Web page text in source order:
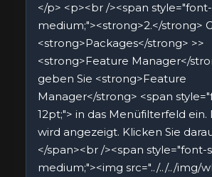
</p> <p><br /><span style="font-
medium;"><strong>2.</strong>
<strong>Packages</strong> >>
<strong>Feature Manager</
geben Sie <strong>Feature
Manager</strong> <span
12pt;"> in das Menüfilterfeld ein.
wird angezeigt. Klicken Sie
</span><br /><span style="font-
medium;"><img src="../../../img/